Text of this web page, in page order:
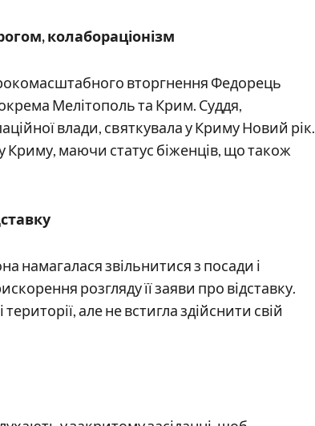
колабораціонізм
вторгнення Федорець
Мелітополь та Крим. Суддя,
влади, святкувала у Криму Новий рік.
Криму, маючи статус біженців, що також
намагалася звільнитися з посади і
розгляду її заяви про відставку.
але не встигла здійснити свій